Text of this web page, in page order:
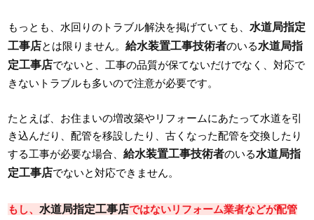
もっとも、水回りのトラブル解決を掲げていても、水道局指定
工事店とは限りません。給水装置工事技術者のいる水道局指
定工事店でないと、工事の品質が保てないだけでなく、対応で
きないトラブルも多いので注意が必要です。
たとえば、お住まいの増改築やリフォームにあたって水道を引
き込んだり、配管を移設したり、古くなった配管を交換したり
する工事が必要な場合、給水装置工事技術者のいる水道局指
定工事店でないと対応できません。
もし、水道局指定工事店ではないリフォーム業者などが配管